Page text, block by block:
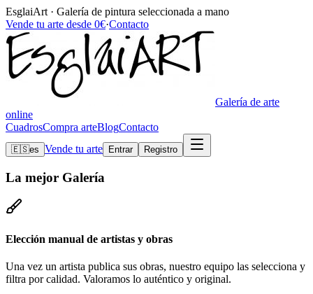
EsglaiArt · Galería de pintura seleccionada a mano
Vende tu arte desde 0€·Contacto
Galería de arte
online
CuadrosCompra arteBlogContacto
🇪🇸es Vende tu arte Entrar Registro
La mejor Galería
Elección manual de artistas y obras
Una vez un artista publica sus obras, nuestro equipo las selecciona y
filtra por calidad. Valoramos lo auténtico y original.